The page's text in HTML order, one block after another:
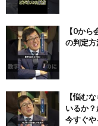
【0か
の判定方
【悩む
いるか
今すぐや